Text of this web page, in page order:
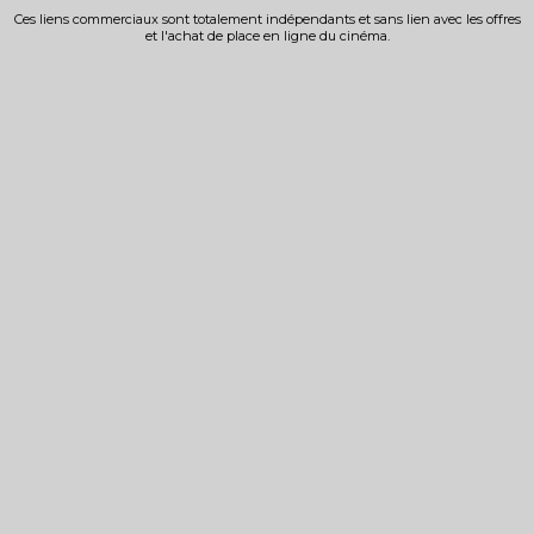
Ces liens commerciaux sont totalement indépendants et sans lien avec les offres
et l'achat de place en ligne du cinéma.